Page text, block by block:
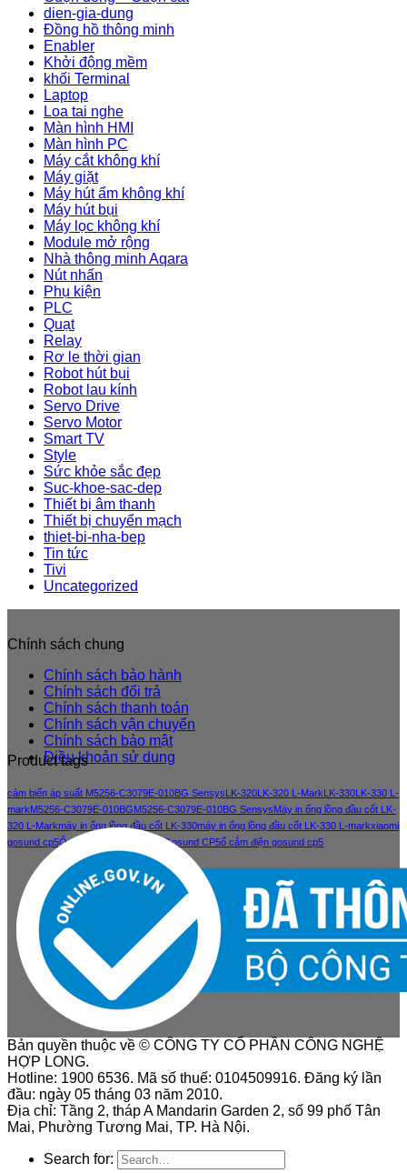
dien-gia-dung
Đồng hồ thông minh
Enabler
Khởi động mềm
khối Terminal
Laptop
Loa tai nghe
Màn hình HMI
Màn hình PC
Máy cắt không khí
Máy giặt
Máy hút ẩm không khí
Máy hút bụi
Máy lọc không khí
Module mở rộng
Nhà thông minh Aqara
Nút nhấn
Phụ kiện
PLC
Quạt
Relay
Rơ le thời gian
Robot hút bụi
Robot lau kính
Servo Drive
Servo Motor
Smart TV
Style
Sức khỏe sắc đẹp
Suc-khoe-sac-dep
Thiết bị âm thanh
Thiết bị chuyển mạch
thiet-bi-nha-bep
Tin tức
Tivi
Uncategorized
Chính sách chung
Chính sách bảo hành
Chính sách đổi trả
Chính sách thanh toán
Chính sách vận chuyển
Chính sách bảo mật
Điều khoản sử dung
Product tags
cảm biến áp suất M5256-C3079E-010BG SensysLK-320LK-320 L-MarkLK-330LK-330 L-
markM5256-C3079E-010BGM5256-C3079E-010BG SensysMáy in ống lồng đầu cốt LK-
320 L-Markmáy in ống lồng đầu cốt LK-330máy in ống lồng đầu cốt LK-330 L-markxiaomi
gosund cp5Ổ cắm điện thông minh Gosund CP5ổ cắm điện gosund cp5
Bản quyền thuộc về © CÔNG TY CỔ PHẦN CÔNG NGHỆ
HỢP LONG.
Hotline: 1900 6536. Mã số thuế: 0104509916. Đăng ký lần
đầu: ngày 05 tháng 03 năm 2010.
Địa chỉ: Tầng 2, tháp A Mandarin Garden 2, số 99 phố Tân
Mai, Phường Tương Mai, TP. Hà Nội.
Search for: